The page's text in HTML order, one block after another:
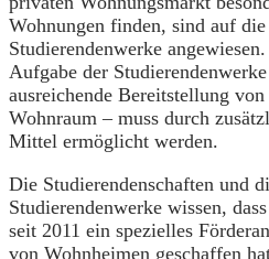
Wohnungen finden, sind auf
Studierendenwerke
Aufgabe der
ausreichende Bereitstellung
Wohnraum – muss durch
Mittel ermöglicht werden.
Die Studierendenschaften und
Studierendenwerke wissen,
seit 2011 ein spezielles
von Wohnheimen geschaffen